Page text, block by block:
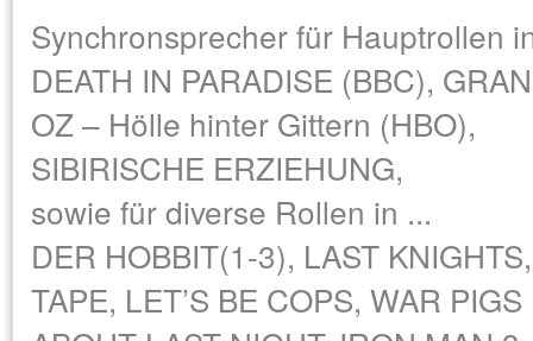
Synchronsprecher für Hauptrollen
DEATH IN PARADISE (BBC),
OZ – Hölle hinter Gittern (HBO),
SIBIRISCHE ERZIEHUNG,
sowie für diverse Rollen in ...
DER HOBBIT(1-3), LAST
TAPE, LET’S BE COPS, WAR PIGS